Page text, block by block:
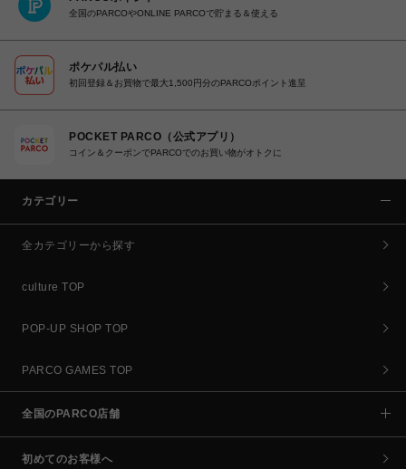
全国のPARCOやONLINE PARCOで貯まる＆使える
ポケパル払い
初回登録＆お買物で最大1,500円分のPARCOポイント進呈
POCKET PARCO（公式アプリ）
コイン＆クーポンでPARCOでのお買い物がオトクに
カテゴリー
全カテゴリーから探す
culture TOP
POP-UP SHOP TOP
PARCO GAMES TOP
全国のPARCO店舗
初めてのお客様へ